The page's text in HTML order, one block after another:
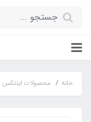
خانه محصولات اینتکس